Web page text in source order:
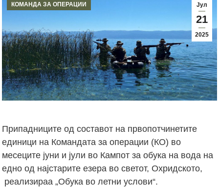
windowwindow
new
window
Јул
21
2025
КОМАНДА ЗА ОПЕРАЦИИ
Припадниците од составот на првопотчинетите
единици на Командата за операции (КО) во
месеците јуни и јули во Кампот за обука на вода на
едно од најстарите езера во светот, Охридското,
реализираа „Обука во летни услови“.